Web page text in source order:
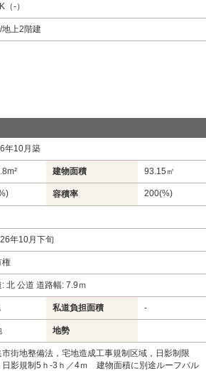
（-）
地上2階建
年10月築
建物面積 93.15㎡
容積率 200(%)
年10月下旬
権
: 北 公道 道路幅: 7.9ｍ
私道負担面積 -
地勢
市街地整備法，宅地造成工事規制区域，日影制限
日影規制5ｈ-3ｈ／4ｍ 建物面積に別途ルーフバル